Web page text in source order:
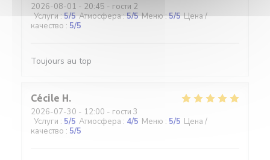
2026-08-01 - 20:45 - гости 2
Услуги:5/5 Атмосфера:5/5 Меню:5/5 Цена /
качество : 5/5
Toujours au top
Cécile H
2026-07-30 - 12:00 - гости 3
Услуги : 5/5 Атмосфера : 4/5 Меню : 5/5 Цена /
качество : 5/5